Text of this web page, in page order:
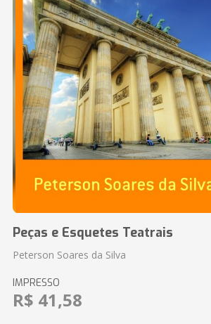
Peças e Esquetes Teatrais
Peterson Soares da Silva
IMPRESSO
R$ 41,58